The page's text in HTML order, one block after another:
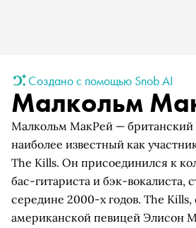
Создано с помощью Snob AI
Малкольм
Малкольм МакРей — британский
наиболее известный как
The Kills. Он присоединился к
бас-гитариста и бэк-вокалиста,
середине 2000-х годов. The
американской певицей Элисон